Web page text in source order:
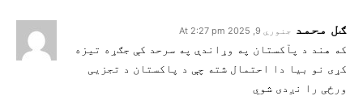
ګل محمد جنوري 9, 2025 At 2:27 pm
که هند د پآکستان په وړاندې په سرحد کې جګړه تیزه
کړی نو بیا دا احتمال شته چې د پاکستان د تجزیی
ورځی را نږدی شوي